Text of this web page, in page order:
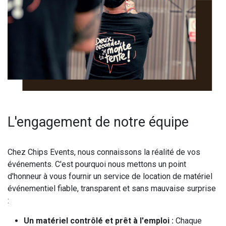
L'engagement de notre équipe
Chez Chips Events, nous connaissons la réalité de vos
événements. C'est pourquoi nous mettons un point
d'honneur à vous fournir un service de location de matériel
événementiel fiable, transparent et sans mauvaise surprise
:
Un matériel contrôlé et prêt à l'emploi : Chaque